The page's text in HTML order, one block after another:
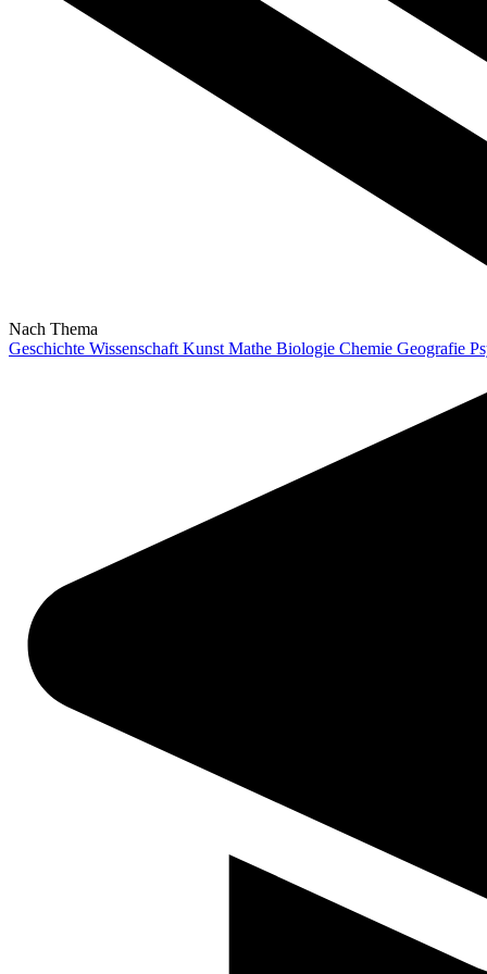
Nach Thema
Geschichte Wissenschaft Kunst Mathe Biologie Chemie Geografie